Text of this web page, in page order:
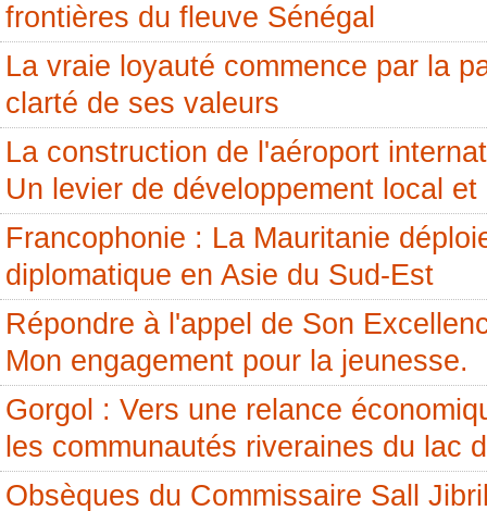
frontières du fleuve Sénégal
La vraie loyauté commence par la
clarté de ses valeurs
La construction de l'aéroport
Un levier de développement local et
Francophonie : La Mauritanie
diplomatique en Asie du Sud-Est
Répondre à l'appel de Son
Mon engagement pour la jeunesse.
Gorgol : Vers une relance
les communautés riveraines du lac
Obsèques du Commissaire Sall